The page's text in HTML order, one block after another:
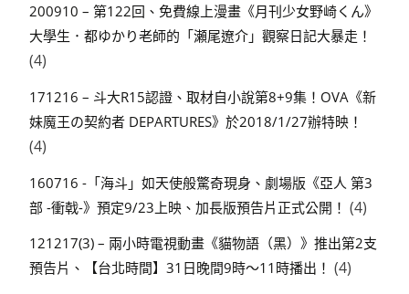
200910 – 第122回、免費線上漫畫《月刊少女野崎くん》
大學生．都ゆかり老師的「瀬尾遼介」觀察日記大暴走！
(4)
171216 – 斗大R15認證、取材自小說第8+9集！OVA《新
妹魔王の契約者 DEPARTURES》於2018/1/27辦特映！
(4)
160716 -「海斗」如天使般驚奇現身、劇場版《亞人 第3
部 -衝戟-》預定9/23上映、加長版預告片正式公開！ (4)
121217(3) – 兩小時電視動畫《貓物語（黑）》推出第2支
預告片、【台北時間】31日晚間9時～11時播出！ (4)